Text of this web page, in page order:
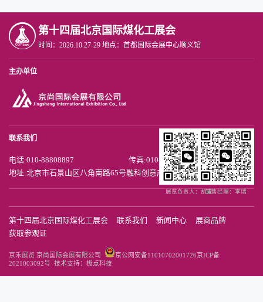
第十四届北京国际煤化工展会
时间：2026.10.27-29 地点：首都国际会展中心顺义馆
主办单位
联系我们
电话:010-88808897
传真:010-88808867
地址:北京市石景山区八角南路65号融科创意产业中心
展览负责人：胡京销售经理：李瑞
第十四届北京国际煤化工展会 联系我们 新闻中心
展商品牌
获取参观证
京禾展览 京尚国际会展有限公司 京公网安备11010702001726京ICP备
2021003092号 技术支持：极点科技